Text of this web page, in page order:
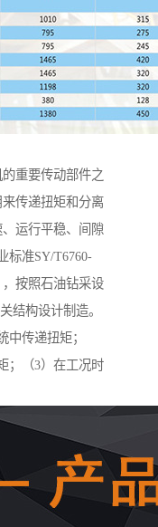
重要传动部件之
传递扭矩和分离
运行平稳、间隙
标准SY/T6760-
按照石油钻采设
结构设计制造。
中传递扭矩；
；（3）在工况时